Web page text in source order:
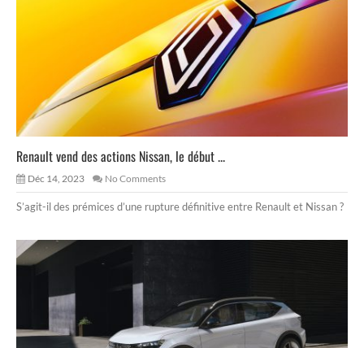
Renault vend des actions Nissan, le début ...
Déc 14, 2023 No Comments
S’agit-il des prémices d’une rupture définitive entre Renault et Nissan ?